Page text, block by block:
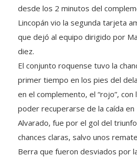
desde los 2 minutos del
Lincopán vio la segunda tarjeta
que dejó al equipo dirigido por
diez.
El conjunto roquense tuvo la
primer tiempo en los pies del
en el complemento, el “rojo”, con
poder recuperarse de la caída
Alvarado, fue por el gol del
chances claras, salvo unos
Berra que fueron desviados por